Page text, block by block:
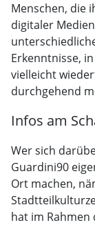
Menschen, die
digitaler
Erkenntnisse,
vielleicht
durchgehend
Infos am
Wer sich
Guardini90
Ort machen,
hat im Rahmen